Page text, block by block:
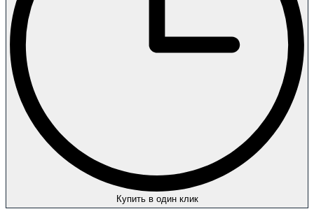
Купить в один клик